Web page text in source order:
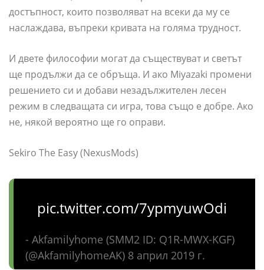
достъпност, които позволяват на всеки да му се
наслаждава, въпреки кривата на голяма трудност.
И двете философии могат да съществуват и светът
ще продължи да се обръща. И ако Miyazaki промени
решението си и добави незадължителен лесен
режим в следващата си игра, това също е добре. Ако
не, някой вероятно ще го оправи.
Sekiro The Easy (NexusMods)
pic.twitter.com/7ypmyuwOdi
- Akfamilyhome (SMM2 ID: Q1R-MWX-KGF)
(@AkfamilyhomeAK) 8 април 2019 г.